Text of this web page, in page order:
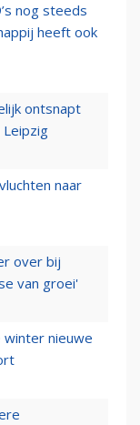
nog steeds
heeft ook
ontsnapt
Leipzig
naar
over bij
van groei'
winter nieuwe